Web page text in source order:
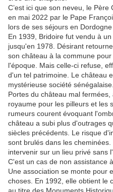
C’est ici que son neveu, le
en mai 2022 par le Pape
lors de ses séjours en
En 1939, Bridoire fut vendu à
jusqu'en 1978. Désirant
son château à la commune
l'époque. Mais celle-ci refuse,
d'un tel patrimoine. Le château
mystérieuse société sénégalaise.
Portes du château mal
royaume pour les pilleurs et les
rumeurs courent évoquant
château a subi plus d'outrages
siècles précédents. Le risque
sont brulés dans les
intervenir sur un lieu privé sans
C'est un cas de non assistance
Une association se monte pour
choses. En 1992, elle obtient le